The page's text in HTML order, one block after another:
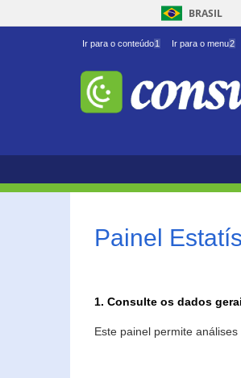
BRASIL
Ir para o conteúdo1 Ir para o menu2
Painel
1. Consulte os dados
Este painel permite